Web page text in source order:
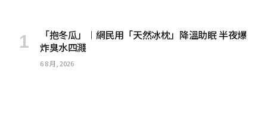
「抱冬瓜」︱網民用「天然冰枕」降溫助眠 半夜爆
炸臭水四濺
6 8 月, 2026